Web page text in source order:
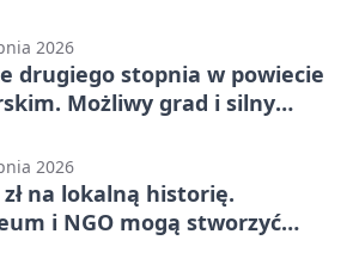
2026
drugiego stopnia w powiecie
Możliwy grad i silny
2026
zł na lokalną historię.
i NGO mogą stworzyć